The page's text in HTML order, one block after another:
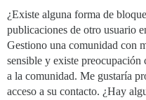
¿Existe alguna forma de
publicaciones de otro usuario
Gestiono una comunidad con
sensible y existe preocupación
a la comunidad. Me gustaría
acceso a su contacto. ¿Hay